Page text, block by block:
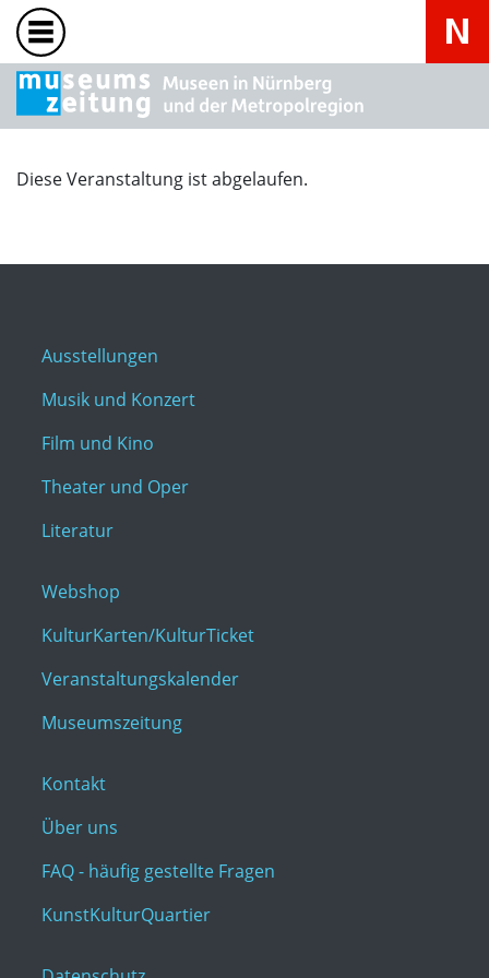
Diese Veranstaltung ist abgelaufen.
Ausstellungen
Musik und Konzert
Film und Kino
Theater und Oper
Literatur
Webshop
KulturKarten/KulturTicket
Veranstaltungskalender
Museumszeitung
Kontakt
Über uns
FAQ - häufig gestellte Fragen
KunstKulturQuartier